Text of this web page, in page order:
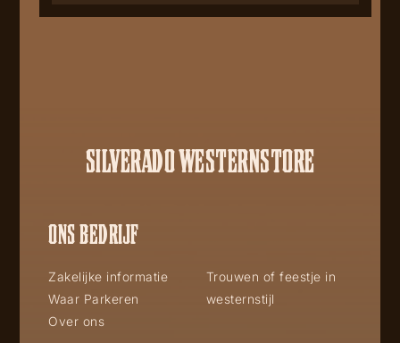
SILVERADO WESTERNSTORE
ONS BEDRIJF
Zakelijke informatie
Waar Parkeren
Over ons
Trouwen of feestje in
westernstijl